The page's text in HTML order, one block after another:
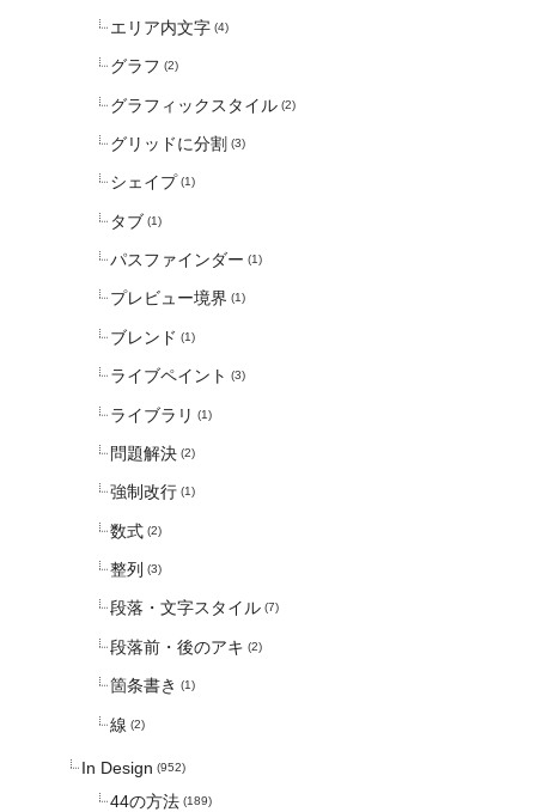
エリア内文字 (4)
グラフ (2)
グラフィックスタイル (2)
グリッドに分割 (3)
シェイプ (1)
タブ (1)
パスファインダー (1)
プレビュー境界 (1)
ブレンド (1)
ライブペイント (3)
ライブラリ (1)
問題解決 (2)
強制改行 (1)
数式 (2)
整列 (3)
段落・文字スタイル (7)
段落前・後のアキ (2)
箇条書き (1)
線 (2)
In Design (952)
44の方法 (189)